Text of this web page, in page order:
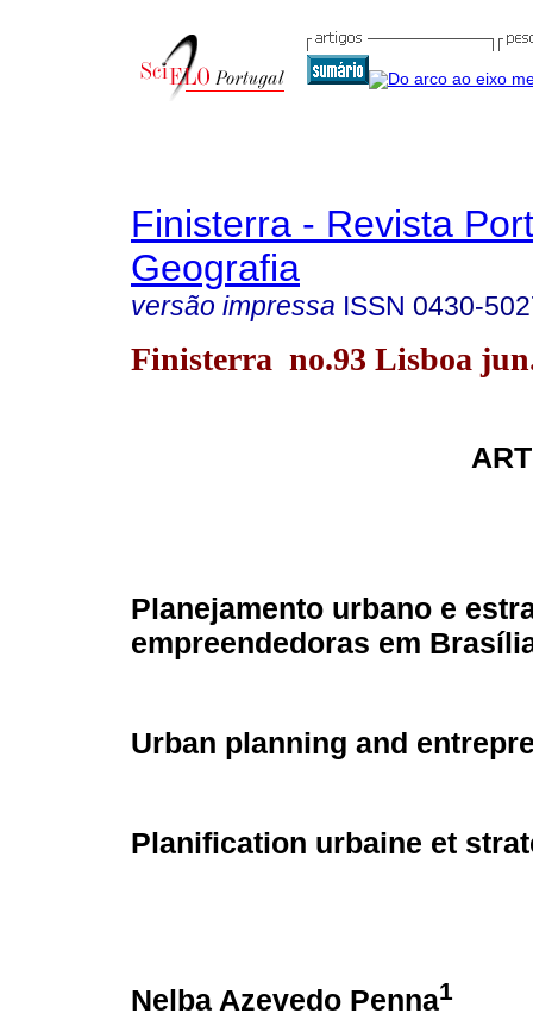
Finisterra - Revista
Geografia
versão impressa ISSN 0430-
Finisterra no.93 Lisboa
Planejamento urbano e
empreendedoras em
Urban planning and
Planification urbaine et
Nelba Azevedo Penna1